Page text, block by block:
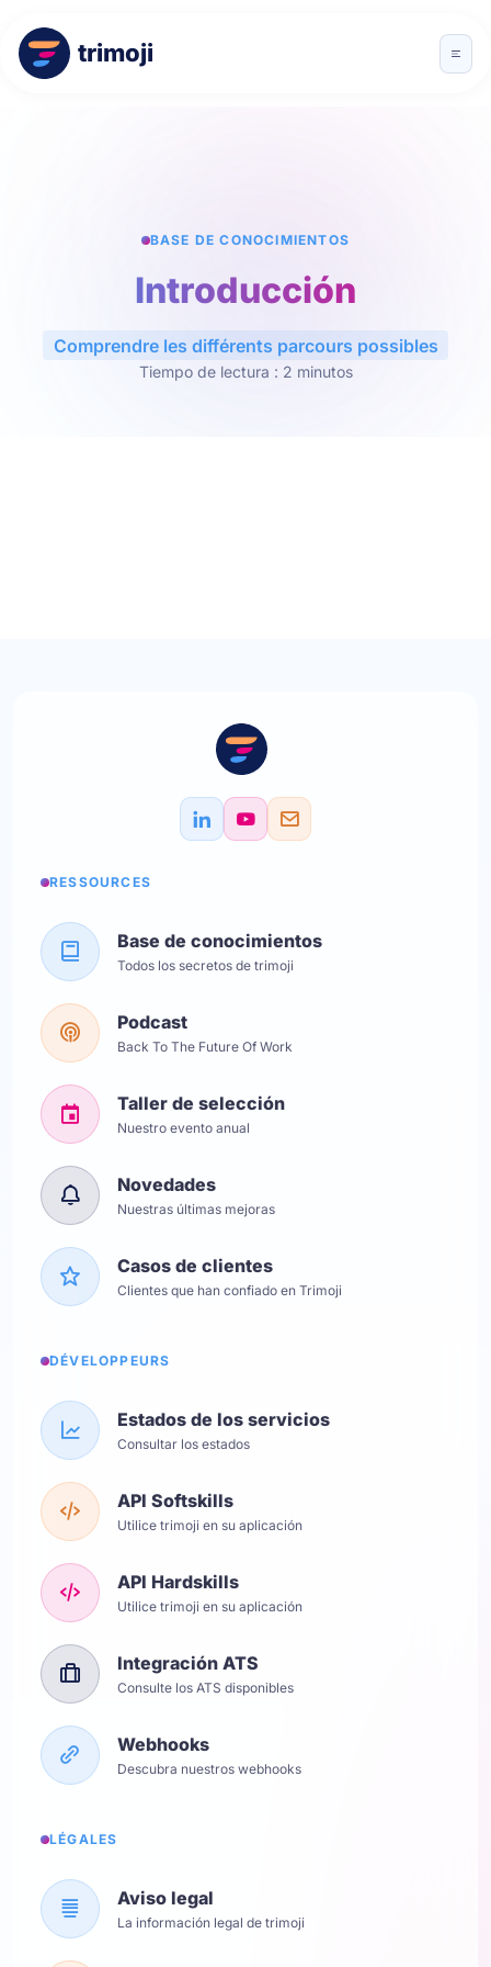
trimoji
BASE DE CONOCIMIENTOS
Introducción
Comprendre les différents parcours possibles
Tiempo de lectura : 2 minutos
RESSOURCES
Base de conocimientos
Todos los secretos de trimoji
Podcast
Back To The Future Of Work
Taller de selección
Nuestro evento anual
Novedades
Nuestras últimas mejoras
Casos de clientes
Clientes que han confiado en Trimoji
DÉVELOPPEURS
Estados de los servicios
Consultar los estados
API Softskills
Utilice trimoji en su aplicación
API Hardskills
Utilice trimoji en su aplicación
Integración ATS
Consulte los ATS disponibles
Webhooks
Descubra nuestros webhooks
LÉGALES
Aviso legal
La información legal de trimoji